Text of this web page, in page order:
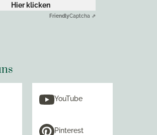
Hier klicken
FriendlyCaptcha ⇗
YouTube
Pinterest